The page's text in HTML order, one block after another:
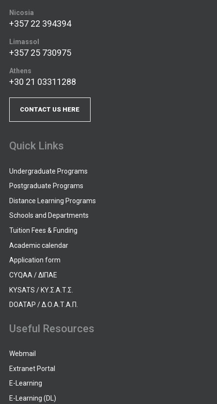
Nicosia
+357 22 394394
Limassol
+357 25 730975
Athens
+30 21 03311288
CONTACT US HERE
Quick Links
Undergraduate Programs
Postgraduate Programs
Distance Learning Programs
Schools and Departments
Tuition Fees & Funding
Academic calendar
Application form
CYQAA / ΔΙΠΑΕ
KYSATS / ΚΥ.Σ.Α.Τ.Σ.
DOATAP / Δ.Ο.Α.Τ.Α.Π.
Useful Resources
Webmail
Extranet Portal
E-Learning
E-Learning (DL)